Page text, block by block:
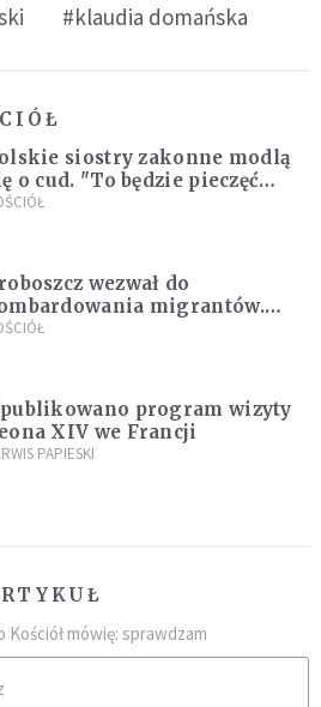
#klaudia domańska
siostry zakonne modlą
o cud. "To będzie pieczęć
Boga dla naszej wiary"
wezwał do
migrantów.
ogień przeciwko
program wizyty
XIV we Francji
PAPIESKI
mówię: sprawdzam